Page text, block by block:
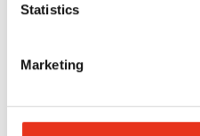
Statistics
Marketing
DuoShredder
5750 - 6 x
40-53 mm